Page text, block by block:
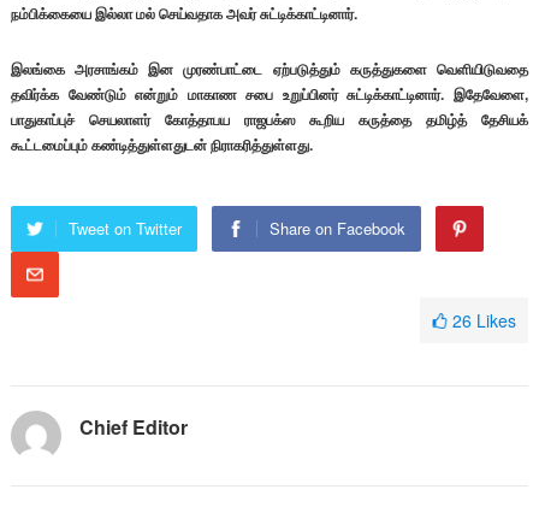
நம்பிக்கையை இல்லா மல் செய்வதாக அவர் சுட்டிக்காட்டினார்.
இலங்கை அரசாங்கம் இன முரண்பாட்டை ஏற்படுத்தும் கருத்துகளை வெளியிடுவதை
தவிர்க்க வேண்டும் என்றும் மாகாண சபை உறுப்பினர் சுட்டிக்காட்டினார். இதேவேளை,
பாதுகாப்புச் செயலாளர் கோத்தாபய ராஜபக்ஸ கூறிய கருத்தை தமிழ்த் தேசியக்
கூட்டமைப்பும் கண்டித்துள்ளதுடன் நிராகரித்துள்ளது.
Tweet on Twitter Share on Facebook
26 Likes
Chief Editor